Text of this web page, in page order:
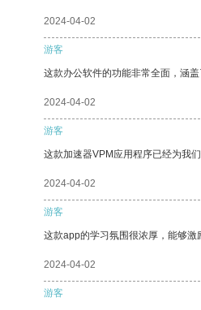
2024-04-02
游客
这款办公软件的功能非常全面，涵
2024-04-02
游客
这款加速器VPM应用程序已经为我
2024-04-02
游客
这款app的学习氛围很浓厚，能够激
2024-04-02
游客